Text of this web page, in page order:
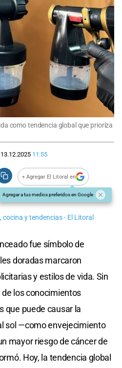
como tendencia global que prioriza
11:55
+ Agregar El Litoral en
Agregar a tus medios preferidos en Google
y tendencias - El Litoral
fue símbolo de
doradas marcaron
y estilos de vida. Sin
los conocimientos
que puede causar la
sol —como envejecimiento
mayor riesgo de cáncer de
Hoy, la tendencia global